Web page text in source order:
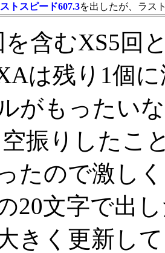
トスピード607.3を出したが、ラス
を含むXS5回
は残り1個
がもったい
振りしたこ
たので激し
20文字で出
きく更新し